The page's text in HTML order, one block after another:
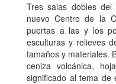
Tres salas dobles
nuevo Centro de la
puertas a las y los
esculturas y relieves
tamaños y materiales.
ceniza volcánica,
significado al tema de